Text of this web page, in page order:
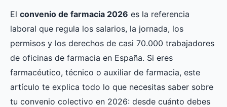
El convenio de farmacia 2026 es la referencia
laboral que regula los salarios, la jornada, los
permisos y los derechos de casi 70.000 trabajadores
de oficinas de farmacia en España. Si eres
farmacéutico, técnico o auxiliar de farmacia, este
artículo te explica todo lo que necesitas saber sobre
tu convenio colectivo en 2026: desde cuánto debes